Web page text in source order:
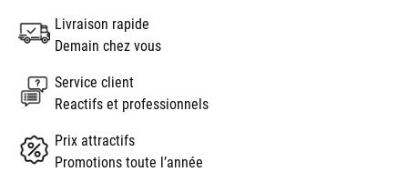
Livraison rapide
Demain chez vous
Service client
Reactifs et professionnels
Prix attractifs
Promotions toute l’année